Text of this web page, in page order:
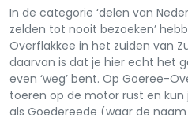
In de categorie ‘delen van
zelden tot nooit bezoeken’
Overflakkee in het zuiden van
daarvan is dat je hier echt het
even ‘weg’ bent. Op Goeree-
toeren op de motor rust en kun
als Goedereede (waar de